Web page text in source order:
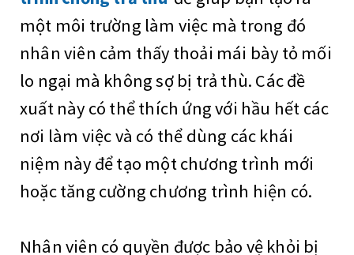
một môi trường làm việc mà trong đó
nhân viên cảm thấy thoải mái bày tỏ mối
lo ngại mà không sợ bị trả thù. Các đề
xuất này có thể thích ứng với hầu hết các
nơi làm việc và có thể dùng các khái
niệm này để tạo một chương trình mới
hoặc tăng cường chương trình hiện có.
Nhân viên có quyền được bảo vệ khỏi bị